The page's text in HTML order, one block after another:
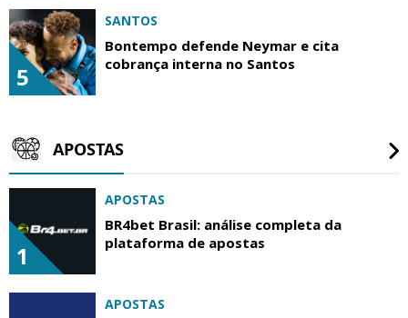
5
SANTOS
Bontempo defende Neymar e cita
cobrança interna no Santos
APOSTAS
1
APOSTAS
BR4bet Brasil: análise completa da
plataforma de apostas
APOSTAS